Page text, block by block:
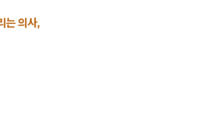
는 의사,